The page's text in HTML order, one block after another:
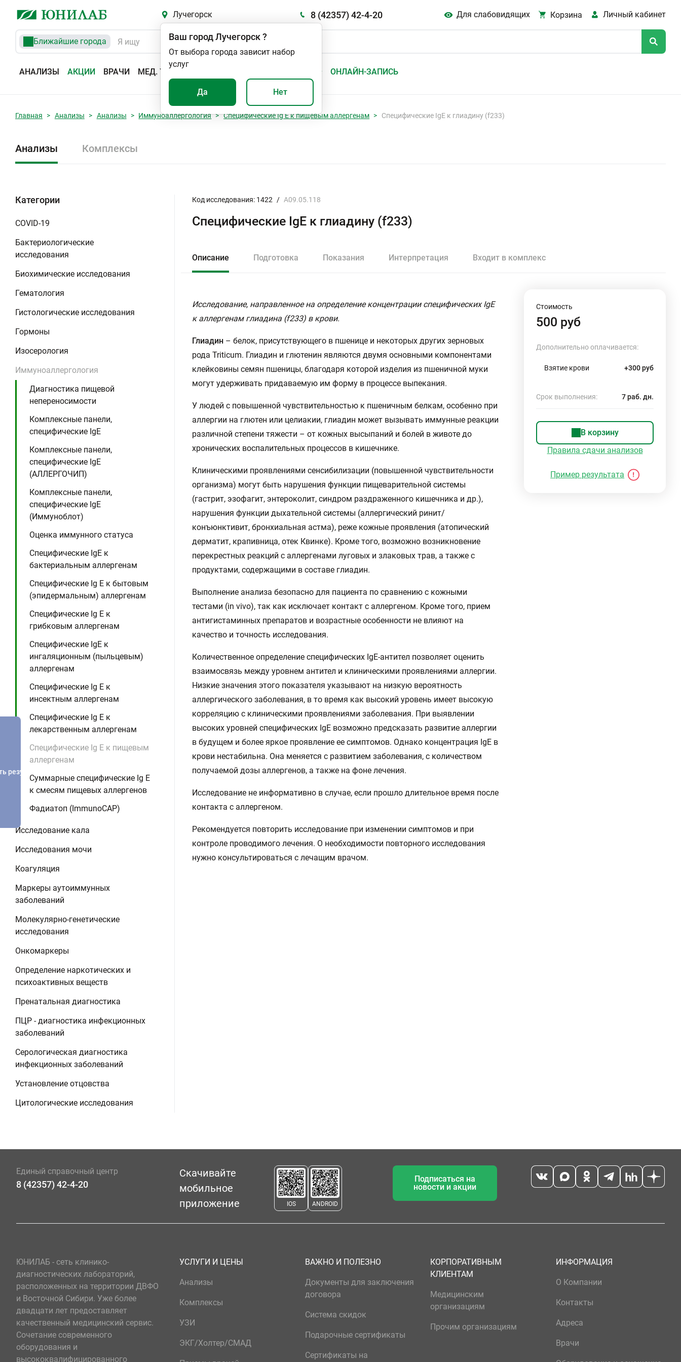
Лучегорск 8 (42357) 42-4-20 Для слабовидящих Корзина Личный кабинет
Ближайшие города
АНАЛИЗЫ АКЦИИ ВРАЧИ МЕД. УСЛУГИ ОНЛАЙН-ЗАПИСЬ
Ваш городЛучегорск?
От выбора города зависит набор
услуг
Да Нет
Главная Анализы Анализы Иммуноаллергология Специфические Ig E к пищевым аллергенам Специфические IgE к глиадину (f233)
Анализы Комплексы
Категории
COVID-19
Бактериологические
исследования
Биохимические исследования
Гематология
Гистологические исследования
Гормоны
Изосерология
Иммуноаллергология
Диагностика пищевой
непереносимости
Комплексные панели,
специфические IgE
Комплексные панели,
специфические IgE
(АЛЛЕРГОЧИП)
Комплексные панели,
специфические IgE
(Иммуноблот)
Оценка иммунного статуса
Специфические IgE к
бактериальным аллергенам
Специфические Ig E к бытовым
(эпидермальным) аллергенам
Специфические Ig E к
грибковым аллергенам
Специфические IgE к
ингаляционным (пыльцевым)
аллергенам
Специфические Ig E к
инсектным аллергенам
Специфические Ig E к
лекарственным аллергенам
Специфические Ig E к пищевым
аллергенам
Суммарные специфические Ig E
к смесям пищевых аллергенов
Фадиатоп (ImmunoCAP)
Исследование кала
Исследования мочи
Коагуляция
Маркеры аутоиммунных
заболеваний
Молекулярно-генетические
исследования
Онкомаркеры
Определение наркотических и
психоактивных веществ
Пренатальная диагностика
ПЦР - диагностика инфекционных
заболеваний
Серологическая диагностика
инфекционных заболеваний
Установление отцовства
Цитологические исследования
Код исследования: 1422 / A09.05.118
Специфические IgE к глиадину (f233)
Описание Подготовка Показания Интерпретация Входит в комплекс
Исследование, направленное на определение концентрации специфических IgE
к аллергенам глиадина (f233) в крови.
Глиадин – белок, присутствующего в пшенице и некоторых других зерновых
рода Triticum. Глиадин и глютенин являются двумя основными компонентами
клейковины семян пшеницы, благодаря которой изделия из пшеничной муки
могут удерживать придаваемую им форму в процессе выпекания.
У людей с повышенной чувствительностью к пшеничным белкам, особенно при
аллергии на глютен или целиакии, глиадин может вызывать иммунные реакции
различной степени тяжести – от кожных высыпаний и болей в животе до
хронических воспалительных процессов в кишечнике.
Клиническими проявлениями сенсибилизации (повышенной чувствительности
организма) могут быть нарушения функции пищеварительной системы
(гастрит, эзофагит, энтероколит, синдром раздраженного кишечника и др.),
нарушения функции дыхательной системы (аллергический ринит/
конъюнктивит, бронхиальная астма), реже кожные проявления (атопический
дерматит, крапивница, отек Квинке). Кроме того, возможно возникновение
перекрестных реакций с аллергенами луговых и злаковых трав, а также с
продуктами, содержащими в составе глиадин.
Выполнение анализа безопасно для пациента по сравнению с кожными
тестами (in vivo), так как исключает контакт с аллергеном. Кроме того, прием
антигистаминных препаратов и возрастные особенности не влияют на
качество и точность исследования.
Количественное определение специфических IgE-антител позволяет оценить
взаимосвязь между уровнем антител и клиническими проявлениями аллергии.
Низкие значения этого показателя указывают на низкую вероятность
аллергического заболевания, в то время как высокий уровень имеет высокую
корреляцию с клиническими проявлениями заболевания. При выявлении
высоких уровней специфических IgE возможно предсказать развитие аллергии
в будущем и более яркое проявление ее симптомов. Однако концентрация IgE в
крови нестабильна. Она меняется с развитием заболевания, с количеством
получаемой дозы аллергенов, а также на фоне лечения.
Исследование не информативно в случае, если прошло длительное время после
контакта с аллергеном.
Рекомендуется повторить исследование при изменении симптомов и при
контроле проводимого лечения. О необходимости повторного исследования
нужно консультироваться с лечащим врачом.
Стоимость
500 руб
Дополнительно оплачивается:
Взятие крови +300 руб
Срок выполнения: 7 раб. дн.
В корзину
Правила сдачи анализов
Пример результата
результатов
Единый справочный центр
8 (42357) 42-4-20
Скачивайте
мобильное
приложение
IOS ANDROID
Подписаться на
новости и акции
ЮНИЛАБ - сеть клинико-
диагностических лабораторий,
расположенных на территории ДВФО
и Восточной Сибири. Уже более
двадцати лет предоставляет
качественный медицинский сервис.
Сочетание современного
оборудования и
высококвалифицированного
УСЛУГИ И ЦЕНЫ
Анализы
Комплексы
УЗИ
ЭКГ/Холтер/СМАД
ВАЖНО И ПОЛЕЗНО
Документы для заключения
договора
Система скидок
Подарочные сертификаты
Сертификаты на
КОРПОРАТИВНЫМ
КЛИЕНТАМ
Медицинским
организациям
Прочим организациям
ИНФОРМАЦИЯ
О Компании
Контакты
Адреса
Врачи